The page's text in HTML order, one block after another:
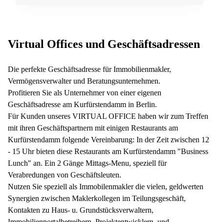
Virtual Offices und Geschäftsadressen
Die perfekte Geschäftsadresse für Immobilienmakler,
Vermögensverwalter und Beratungsunternehmen.
Profitieren Sie als Unternehmer von einer eigenen
Geschäftsadresse am Kurfürstendamm in Berlin.
Für Kunden unseres VIRTUAL OFFICE haben wir zum Treffen
mit ihren Geschäftspartnern mit einigen Restaurants am
Kurfürstendamm folgende Vereinbarung: In der Zeit zwischen 12
- 15 Uhr bieten diese Restaurants am Kurfürstendamm "Business
Lunch" an. Ein 2 Gänge Mittags-Menu, speziell für
Verabredungen von Geschäftsleuten.
Nutzen Sie speziell als Immobilenmakler die vielen, geldwerten
Synergien zwischen Maklerkollegen im Teilungsgeschäft,
Kontakten zu Haus- u. Grundstücksverwaltern,